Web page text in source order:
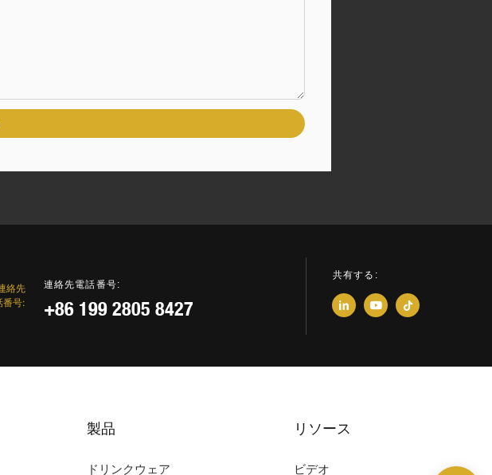
連絡先電話番号:
+86 199 2805 8427
共有する:
製品
ドリンクウェア
リソース
ビデオ